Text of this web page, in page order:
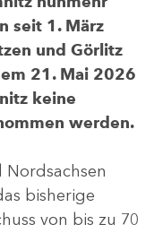
seit 1. März
und Görlitz
21. Mai 2026
keine
werden.
Nordsachsen
bisherige
von bis zu 70